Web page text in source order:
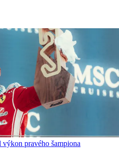
pravého šampiona